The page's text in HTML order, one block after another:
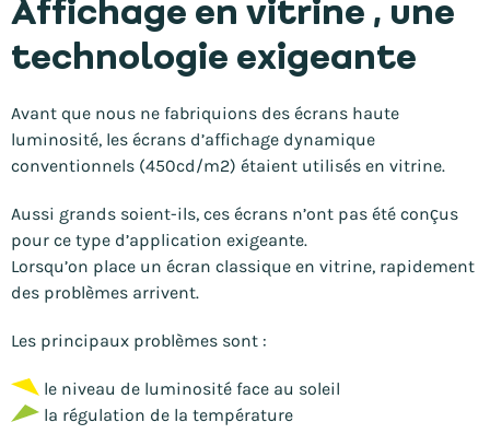
Affichage en vitrine , une
technologie exigeante
Avant que nous ne fabriquions des écrans haute
luminosité, les écrans d’affichage dynamique
conventionnels (450cd/m2) étaient utilisés en vitrine.
Aussi grands soient-ils, ces écrans n’ont pas été conçus
pour ce type d’application exigeante.
Lorsqu’on place un écran classique en vitrine, rapidement
des problèmes arrivent.
Les principaux problèmes sont :
le niveau de luminosité face au soleil
la régulation de la température